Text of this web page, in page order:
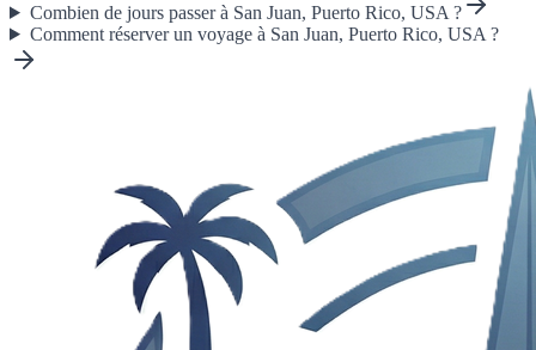
Combien de jours passer à San Juan, Puerto Rico, USA ?
Comment réserver un voyage à San Juan, Puerto Rico, USA ?